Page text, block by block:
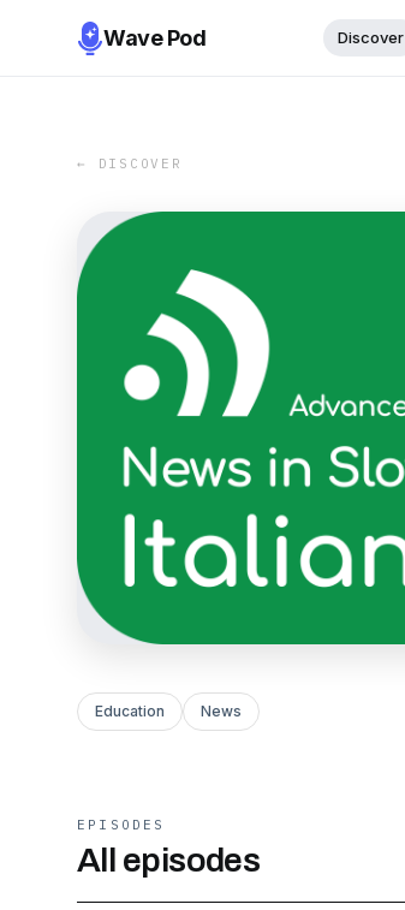
Wave Pod Discover
← DISCOVER
Education News
EPISODES
All episodes